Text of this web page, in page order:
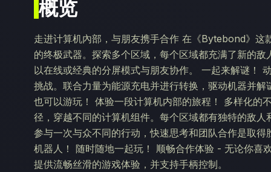
概览
走进计算机內部，与朋友携手合作 在《Bytebond》这
的终极武器。探索多个区域，每个区域都充满了新的
以在线或经典的分屏模式与朋友协作。 一起来解谜！
挑战。联合力量为能源充电并进行转换，驱动机器并
也可以游玩！ 体验一段计算机内部的旅程！ 多样化的
径，穿越不同的计算机组件。每个区域都有独特的敌
参与一次与众不同的行动，快速思考和团队合作是取
机器人！ 随时随地一起玩！ 顺畅合作体验 - 无论你
提供流畅丝滑的游戏体验，并支持手柄控制。